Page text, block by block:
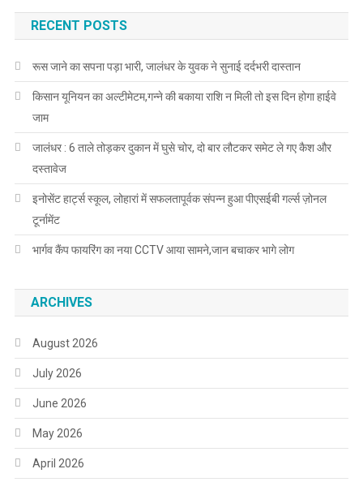
RECENT POSTS
रूस जाने का सपना पड़ा भारी, जालंधर के युवक ने सुनाई दर्दभरी दास्तान
किसान यूनियन का अल्टीमेटम,गन्ने की बकाया राशि न मिली तो इस दिन होगा हाईवे
जाम
जालंधर : 6 ताले तोड़कर दुकान में घुसे चोर, दो बार लौटकर समेट ले गए कैश और
दस्तावेज
इनोसेंट हार्ट्स स्कूल, लोहारां में सफलतापूर्वक संपन्न हुआ पीएसईबी गर्ल्स ज़ोनल
टूर्नामेंट
भार्गव कैंप फायरिंग का नया CCTV आया सामने,जान बचाकर भागे लोग
ARCHIVES
August 2026
July 2026
June 2026
May 2026
April 2026